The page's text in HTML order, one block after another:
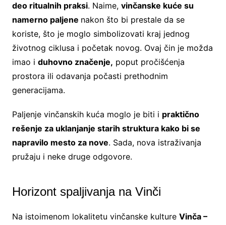
deo ritualnih praksi. Naime, vinčanske kuće su
namerno paljene nakon što bi prestale da se
koriste, što je moglo simbolizovati kraj jednog
životnog ciklusa i početak novog. Ovaj čin je možda
imao i duhovno značenje, poput pročišćenja
prostora ili odavanja počasti prethodnim
generacijama.
Paljenje vinčanskih kuća moglo je biti i praktično
rešenje za uklanjanje starih struktura kako bi se
napravilo mesto za nove. Sada, nova istraživanja
pružaju i neke druge odgovore.
Horizont spaljivanja na Vinči
Na istoimenom lokalitetu vinčanske kulture Vinča –